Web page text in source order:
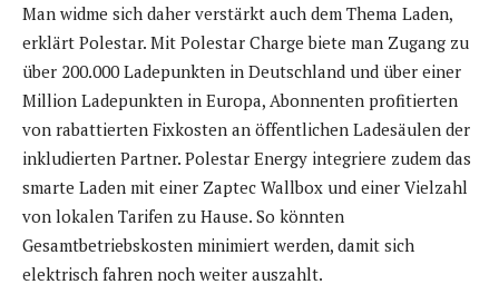
Man widme sich daher verstärkt auch dem Thema Laden,
erklärt Polestar. Mit Polestar Charge biete man Zugang zu
über 200.000 Ladepunkten in Deutschland und über einer
Million Ladepunkten in Europa, Abonnenten profitierten
von rabattierten Fixkosten an öffentlichen Ladesäulen der
inkludierten Partner. Polestar Energy integriere zudem das
smarte Laden mit einer Zaptec Wallbox und einer Vielzahl
von lokalen Tarifen zu Hause. So könnten
Gesamtbetriebskosten minimiert werden, damit sich
elektrisch fahren noch weiter auszahlt.